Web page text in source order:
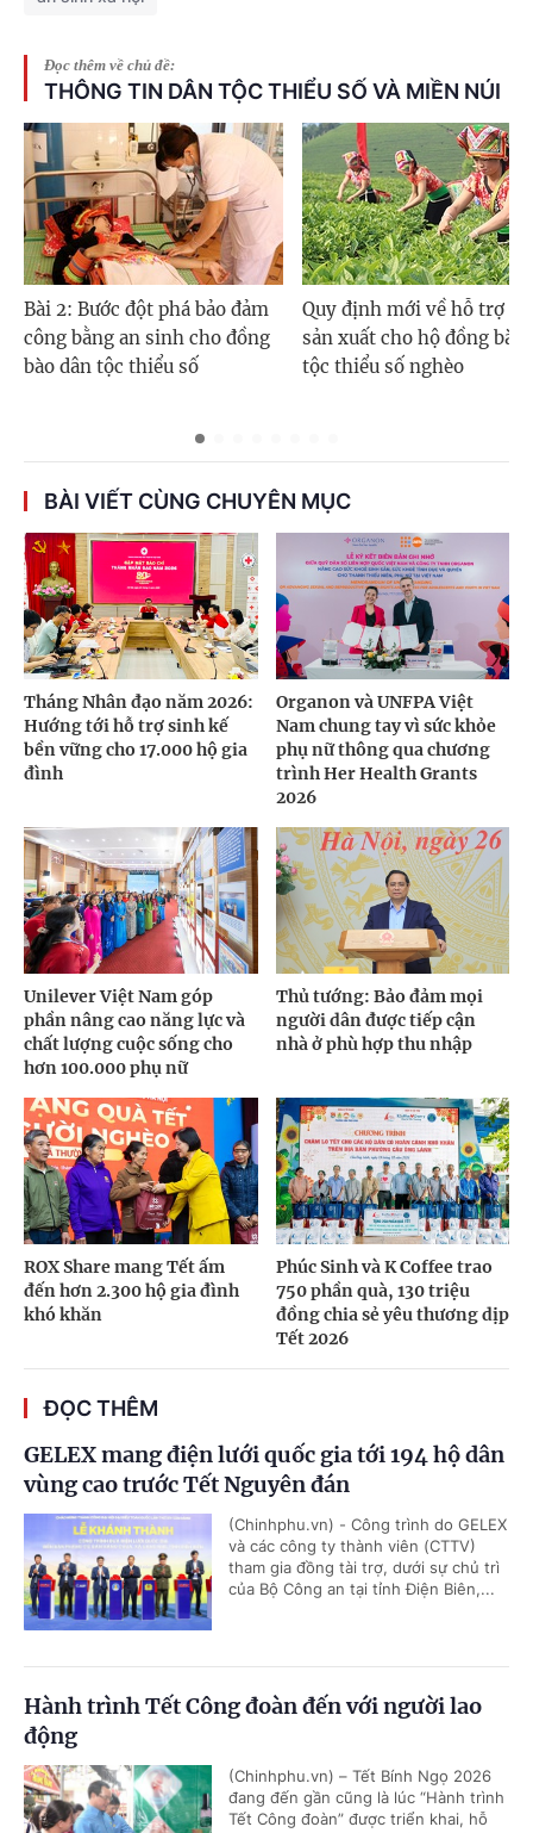
Đọc thêm về chủ đề:
THÔNG TIN DÂN TỘC THIỂU SỐ VÀ MIỀN NÚI
Bài 2: Bước đột phá bảo đảm
công bằng an sinh cho đồng
bào dân tộc thiểu số
Quy định mới về hỗ trợ
sản xuất cho hộ đồng bào
tộc thiểu số nghèo
BÀI VIẾT CÙNG CHUYÊN MỤC
Tháng Nhân đạo năm 2026:
Hướng tới hỗ trợ sinh kế
bền vững cho 17.000 hộ gia
đình
Organon và UNFPA Việt
Nam chung tay vì sức khỏe
phụ nữ thông qua chương
trình Her Health Grants
2026
Unilever Việt Nam góp
phần nâng cao năng lực và
chất lượng cuộc sống cho
hơn 100.000 phụ nữ
Thủ tướng: Bảo đảm mọi
người dân được tiếp cận
nhà ở phù hợp thu nhập
ROX Share mang Tết ấm
đến hơn 2.300 hộ gia đình
khó khăn
Phúc Sinh và K Coffee trao
750 phần quà, 130 triệu
đồng chia sẻ yêu thương dịp
Tết 2026
ĐỌC THÊM
GELEX mang điện lưới quốc gia tới 194 hộ dân
vùng cao trước Tết Nguyên đán
(Chinhphu.vn) - Công trình do GELEX
và các công ty thành viên (CTTV)
tham gia đồng tài trợ, dưới sự chủ trì
của Bộ Công an tại tỉnh Điện Biên,...
Hành trình Tết Công đoàn đến với người lao
động
(Chinhphu.vn) – Tết Bính Ngọ 2026
đang đến gần cũng là lúc “Hành trình
Tết Công đoàn” được triển khai, hỗ